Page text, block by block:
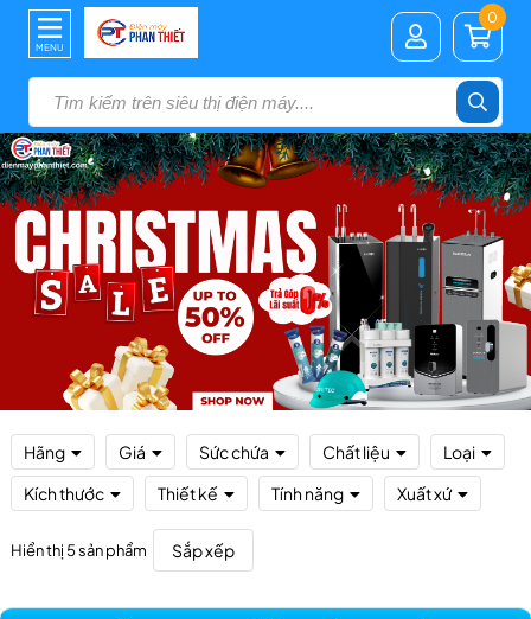
MENU
0
Hãng Giá Sức chứa Chất liệu
Loại
Kích thước
Thiết kế Tính năng Xuất xứ
Hiển thị 5 sản phẩm Sắp xếp